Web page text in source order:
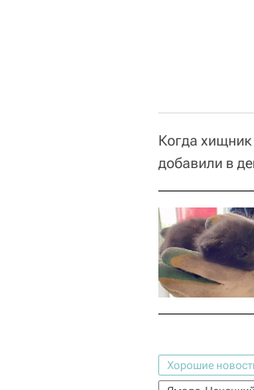
Когда хищник
добавили в
Хорошие